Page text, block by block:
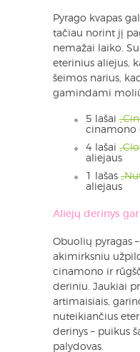
Pyrago kvapas
tačiau norint jį
nemažai laiko.
eterinius aliejus,
šeimos narius,
gamindami
5 lašai
cinamono
4 lašai
aliejaus
1 lašas
aliejaus
Aliejų derinys
Obuolių pyragas
akimirksniu
cinamono ir
deriniu. Jaukiai
artimaisiais,
nuteikiančius
derinys – puikus
palydovas.